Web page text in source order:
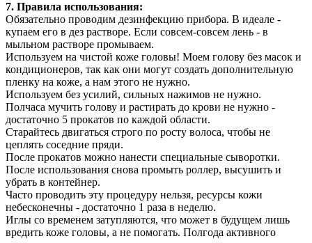
7. Правила использования:
Обязательно проводим дезинфекцию прибора. В идеале -
купаем его в дез растворе. Если совсем-совсем лень - в
мыльном растворе промываем.
Используем на чистой коже головы! Моем голову без масок и
кондиционеров, так как они могут создать дополнительную
пленку на коже, а нам этого не нужно.
Используем без усилий, сильных нажимов не нужно.
Полчаса мучить голову и растирать до крови не нужно -
достаточно 5 прокатов по каждой области.
Старайтесь двигаться строго по росту волоса, чтобы не
цеплять соседние пряди.
После прокатов можно нанести специальные сыворотки.
После использования снова промыть роллер, высушить и
убрать в контейнер.
Часто проводить эту процедуру нельзя, ресурсы кожи
небесконечны - достаточно 1 раза в неделю.
Иглы со временем затупляются, что может в будущем лишь
вредить коже головы, а не помогать. Полгода активного